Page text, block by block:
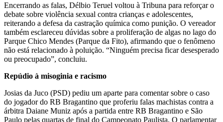
Encerrando as falas, Délbio Teruel voltou à Tribuna para reforçar o
debate sobre violência sexual contra crianças e adolescentes,
reiterando a defesa da castração química como punição. O vereador
também esclareceu dúvidas sobre a proliferação de algas no lago do
Parque Chico Mendes (Parque da Fito), afirmando que o fenômeno
não está relacionado à poluição. “Ninguém precisa ficar desesperado
ou preocupado”, concluiu.
Repúdio à misoginia e racismo
Josias da Juco (PSD) pediu um aparte para comentar sobre o caso
do jogador do RB Bragantino que proferiu falas machistas contra a
árbitra Daiane Muniz após a partida entre RB Bragantino e São
Paulo pelas quartas de final do Campeonato Paulista. O parlamentar